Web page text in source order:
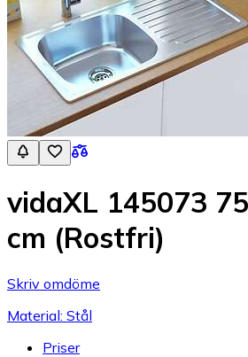
vidaXL 145073
cm (Rostfri)
Skriv omdöme
Material: Stål
Priser